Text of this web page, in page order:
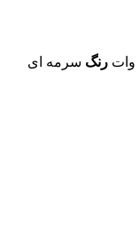
رنگ سرمه ای